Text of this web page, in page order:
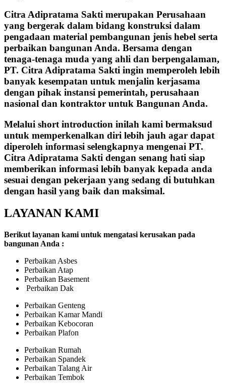
Citra Adipratama Sakti merupakan Perusahaan
yang bergerak dalam bidang konstruksi dalam
pengadaan material pembangunan jenis hebel serta
perbaikan bangunan Anda. Bersama dengan
tenaga-tenaga muda yang ahli dan berpengalaman,
PT. Citra Adipratama Sakti ingin memperoleh lebih
banyak kesempatan untuk menjalin kerjasama
dengan pihak instansi pemerintah, perusahaan
nasional dan kontraktor untuk Bangunan Anda.
Melalui short introduction inilah kami bermaksud
untuk memperkenalkan diri lebih jauh agar dapat
diperoleh informasi selengkapnya mengenai PT.
Citra Adipratama Sakti dengan senang hati siap
memberikan informasi lebih banyak kepada anda
sesuai dengan pekerjaan yang sedang di butuhkan
dengan hasil yang baik dan maksimal.
LAYANAN KAMI
Berikut layanan kami untuk mengatasi kerusakan pada
bangunan Anda :
Perbaikan Asbes
Perbaikan Atap
Perbaikan Basement
Perbaikan Dak
Perbaikan Genteng
Perbaikan Kamar Mandi
Perbaikan Kebocoran
Perbaikan Plafon
Perbaikan Rumah
Perbaikan Spandek
Perbaikan Talang Air
Perbaikan Tembok